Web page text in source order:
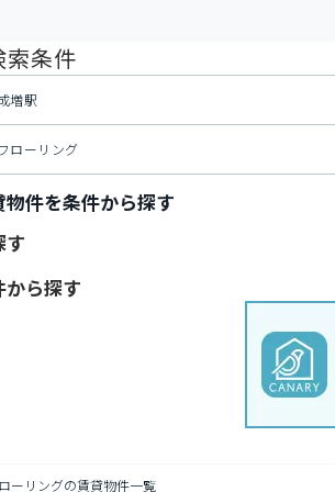
索条件
増駅
ローリング
件を条件から探す
す
から探す
ーリングの賃貸物件一覧